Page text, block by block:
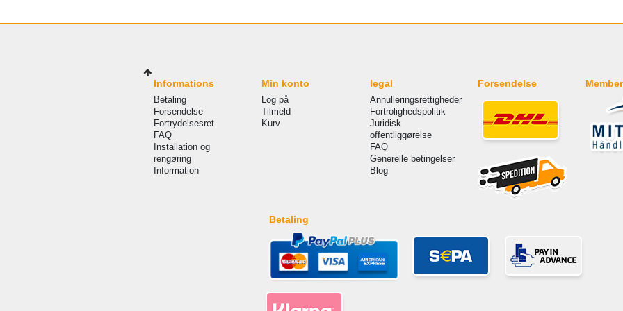
Informations
Betaling
Forsendelse
Fortrydelsesret
FAQ
Installation og
rengøring
Information
Min konto
Log på
Tilmeld
Kurv
legal
Annulleringsrettigheder
Fortrolighedspolitik
Juridisk
offentliggørelse
FAQ
Generelle betingelser
Blog
Forsendelse
Betaling